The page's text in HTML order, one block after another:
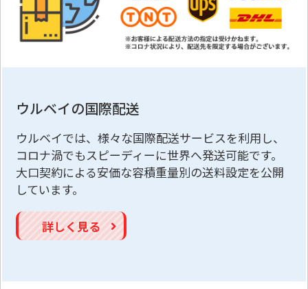
ウルベイの国際配送
ウルベイでは、様々な国際配送サービスを利用し、
コロナ渦でもスピーディーに世界へ発送可能です。
大口契約による安価な容積重量別の送料設定を公開
しています。
詳しく見る